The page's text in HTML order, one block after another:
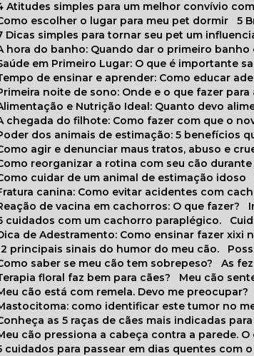
4 Atitudes simples para um melhor convívio
Como escolher o lugar para meu pet dormir
7 Dicas simples para tornar seu pet um
A hora do banho: Quando dar o primeiro
Saúde em Primeiro Lugar: O que é importante
Tempo de ensinar e aprender: Como educar
Primeira noite de sono: Onde e o que fazer
Alimentação e Nutrição Ideal: Quanto devo
A chegada do filhote: Como fazer com que o
Poder dos animais de estimação: 5 benefícios
Como agir e denunciar maus tratos, abuso e
Como reorganizar a rotina com seu cão
Como cuidar de um animal de estimação idoso
Fratura canina: Como evitar acidentes com
Reação de vacina em cachorros: O que fazer?
6 cuidados com um cachorro paraplégico.
Dica de Adestramento: Como ensinar fazer xixi
12 principais sinais do humor do meu cão.
Como saber se meu cão tem sobrepeso?
As
Terapia floral faz bem para cães?
Meu cão
Meu cão está com remela. Devo me preocupar?
Mastocitoma: como identificar este tumor no
Conheça as 5 raças de cães mais indicadas
Meu cão pressiona a cabeça contra a parede.
5 cuidados para passear em dias quentes com